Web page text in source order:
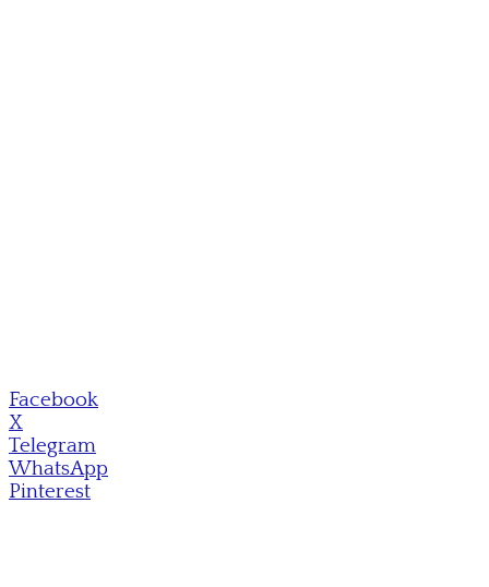
Facebook
X
Telegram
WhatsApp
Pinterest